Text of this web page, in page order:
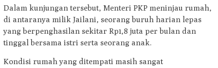
Dalam kunjungan tersebut, Menteri PKP meninjau rumah,
di antaranya milik Jailani, seorang buruh harian lepas
yang berpenghasilan sekitar Rp1,8 juta per bulan dan
tinggal bersama istri serta seorang anak.
Kondisi rumah yang ditempati masih sangat